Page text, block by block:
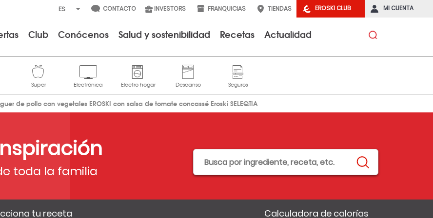
EROSKI CLUB MI CUENTA
CONTACTO INVESTORS FRANQUICIAS TIENDAS
Club Conócenos Salud y sostenibilidad Recetas Actualidad
de pollo con vegetales EROSKI con salsa de tomate concassé Eroski SELEQTIA
toda la familia
tu receta Calculadora de calorías